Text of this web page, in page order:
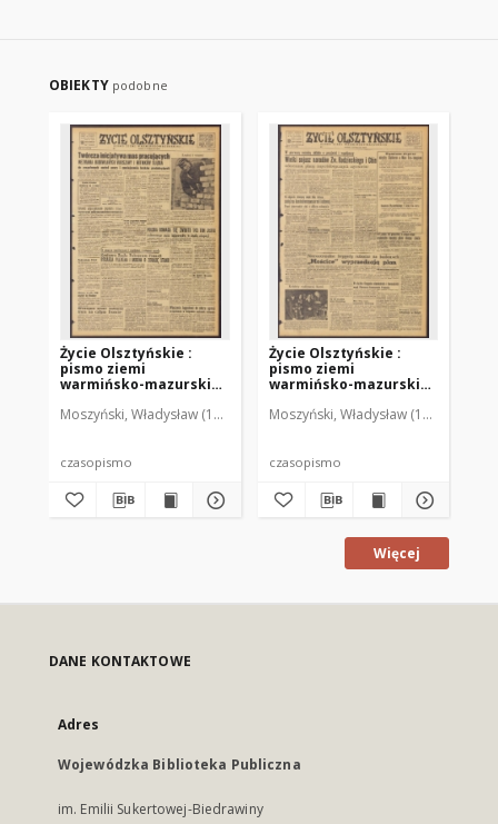
OBIEKTY podobne
Życie Olsztyńskie :
pismo ziemi
warmińsko-mazurskiej,
Moszyński, Władysław (1922-2001). Red. Mroczkowski, Włodzimierz
czasopismo
Życie Olsztyńskie :
pismo ziemi
warmińsko-mazurskiej,
Moszyński, Władysław (1922-2001).
czasopismo
Więcej
DANE KONTAKTOWE
Adres
Wojewódzka Biblioteka Publiczna
im. Emilii Sukertowej-Biedrawiny